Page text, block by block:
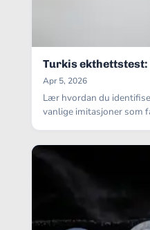
Turkis ekthettstest:
Apr 5, 2026
Lær hvordan du
vanlige imitasjoner som